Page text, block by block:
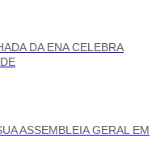
DA ENA CELEBRA
ASSEMBLEIA GERAL EM